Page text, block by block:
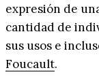
expresión de
cantidad de
sus usos e
Foucault.